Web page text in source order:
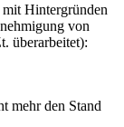
Hintergründen
von
überarbeitet):
mehr den Stand